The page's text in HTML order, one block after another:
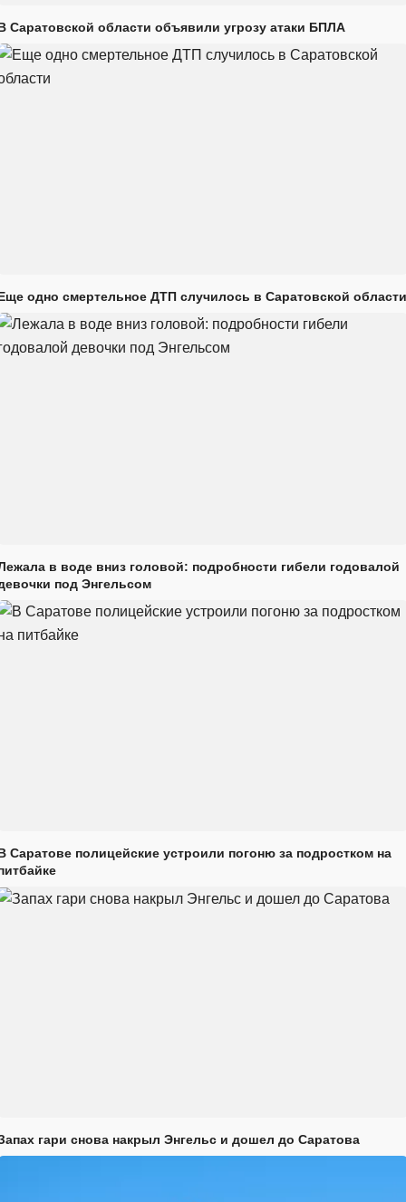
Саратовской области объявили угрозу атаки БПЛА
одно смертельное ДТП случилось в Саратовской области
в воде вниз головой: подробности гибели годовалой
под Энгельсом
Саратове полицейские устроили погоню за подростком на
гари снова накрыл Энгельс и дошел до Саратова